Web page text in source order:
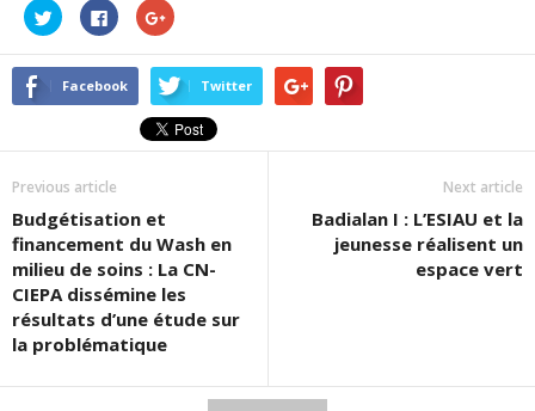
Cliquez
pour
partager
sur
Twitter(ouvre
dans
Cliquez
pour
partager
sur
Facebook(ouvre
dans
nouvelle
fenêtre)
Cliquez
pour
sur
Google+
(ouvre
dans
une
nouvelle
fenêtre)
Facebook Twitter
Previous article
Budgétisation et
financement du Wash en
milieu de soins : La CN-
CIEPA dissémine les
résultats d’une étude sur
la problématique
Next article
Badialan I : L’ESIAU et la
jeunesse réalisent un
espace vert